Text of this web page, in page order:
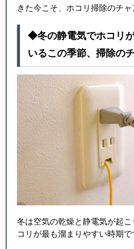
きた今こそ、ホコリ掃除のチャ
◆冬の静電気でホコリ
いるこの季節、掃除の
冬は空気の乾燥と静電気が起
コリが最も溜まりやすい時期で